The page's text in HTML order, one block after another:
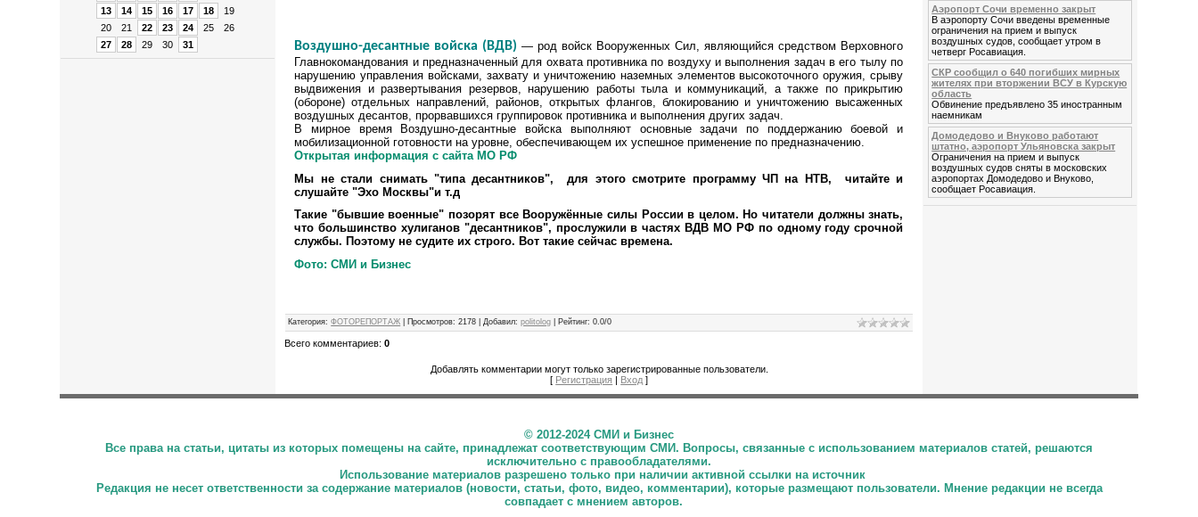
13
14 15 16 17 18
19
20
21 22 23 24 25
26
27
28 29 30 31 Воздушно-десантные войска (ВДВ) — род войск Вооруженных Сил, являющийся средством Верховного
Главнокомандования и предназначенный для охвата противника по воздуху и выполнения задач в его тылу по
нарушению управления войсками, захвату и уничтожению наземных элементов высокоточного оружия, срыву
выдвижения и развертывания резервов, нарушению работы тыла и коммуникаций, а также по прикрытию
(обороне) отдельных направлений, районов, открытых флангов, блокированию и уничтожению высаженных
воздушных десантов, прорвавшихся группировок противника и выполнения других задач.
В мирное время Воздушно-десантные войска выполняют основные задачи по поддержанию боевой и
мобилизационной готовности на уровне, обеспечивающем их успешное применение по предназначению.
Открытая информация с сайта МО РФ
Мы не стали снимать "типа десантников", для этого смотрите программу ЧП на НТВ, читайте и
слушайте "Эхо Москвы"и т.д
Такие "бывшие военные" позорят все Вооружённые силы России в целом. Но читатели должны знать,
что большинство хулиганов "десантников", прослужили в частях ВДВ МО РФ по одному году срочной
службы. Поэтому не судите их строго. Вот такие сейчас времена.
Фото: СМИ и Бизнес
Категория: ФОТОРЕПОРТАЖ Просмотров: 2178 Добавил: politolog Рейтинг: 0.0/0
Всего комментариев:0
Добавлять комментарии могут только зарегистрированные пользователи.
[ Регистрация | Вход ]
Аэропорт Сочи временно закрыт
В аэропорту Сочи введены временные
ограничения на прием и выпуск
воздушных судов, сообщает утром в
четверг Росавиация.
СКР сообщил о 640 погибших мирных
жителях при вторжении ВСУ в Курскую
область
Обвинение предъявлено 35 иностранным
наемникам
Домодедово и Внуково работают
штатно, аэропорт Ульяновска закрыт
Ограничения на прием и выпуск
воздушных судов сняты в московских
аэропортах Домодедово и Внуково,
сообщает Росавиация.
© 2012-2024 СМИ и Бизнес
Все права на статьи, цитаты из которых помещены на сайте, принадлежат соответствующим СМИ. Вопросы, связанные с использованием материалов статей, решаются
исключительно с правообладателями.
Использование материалов разрешено только при наличии активной ссылки на источник
Редакция не несет ответственности за содержание материалов (новости, статьи, фото, видео, комментарии), которые размещают пользователи. Мнение редакции не всегда
совпадает с мнением авторов.